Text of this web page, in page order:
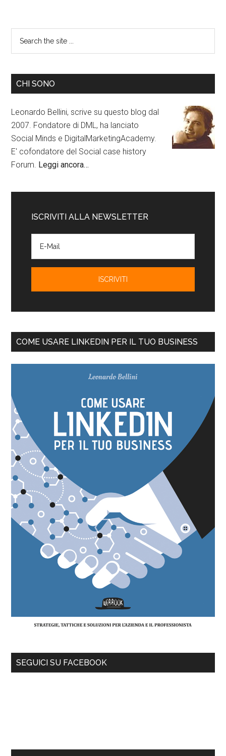
CHI SONO
Leonardo Bellini, scrive su questo blog dal
2007. Fondatore di DML, ha lanciato
Social Minds e DigitalMarketingAcademy.
E' cofondatore del Social case history
Forum. Leggi ancora…
ISCRIVITI ALLA NEWSLETTER
COME USARE LINKEDIN PER IL TUO BUSINESS
SEGUICI SU FACEBOOK